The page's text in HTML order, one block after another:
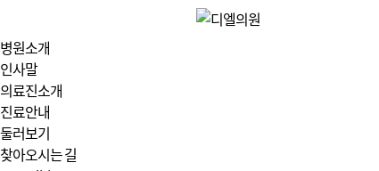
병원소개
인사말
의료진소개
진료안내
둘러보기
찾아오시는 길